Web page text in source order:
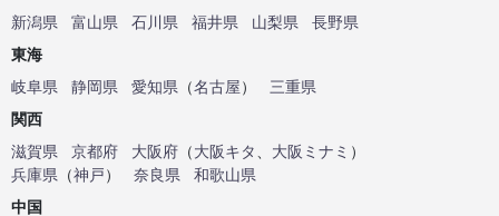
新潟県
富山県 石川県 福井県 山梨県
長野県
東海
岐阜県
静岡県 愛知県 （名古屋）
三重県
関西
滋賀県
京都府 大阪府 （大阪キタ 大阪ミナミ ）
兵庫県 （神戸） 奈良県
和歌山県
中国